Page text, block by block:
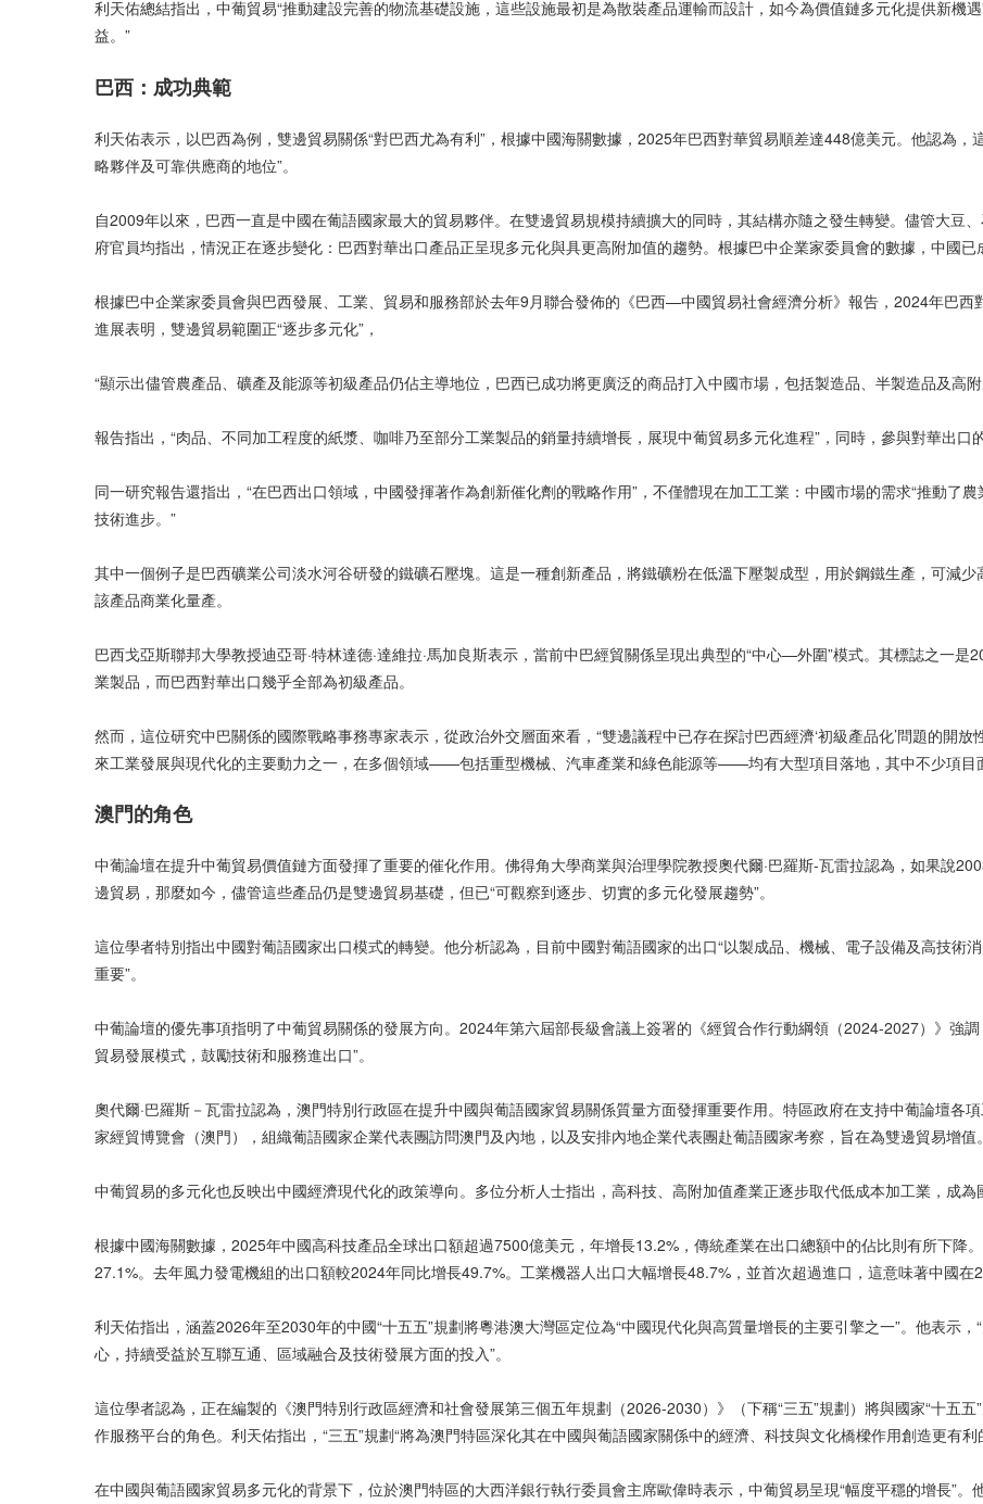
利天佑總結指出，中葡貿易“推動建設完善的物流基礎設施，這些設施最初是為散裝產品運輸而設計，如今為價值鏈多元化提供新機
益。”
巴西：成功典範
利天佑表示，以巴西為例，雙邊貿易關係“對巴西尤為有利”，根據中國海關數據，2025年巴西對華貿易順差達448億美元。他認為
略夥伴及可靠供應商的地位”。
自2009年以來，巴西一直是中國在葡語國家最大的貿易夥伴。在雙邊貿易規模持續擴大的同時，其結構亦隨之發生轉變。儘管大豆
府官員均指出，情況正在逐步變化：巴西對華出口產品正呈現多元化與具更高附加值的趨勢。根據巴中企業家委員會的數據，中國已
根據巴中企業家委員會與巴西發展、工業、貿易和服務部於去年9月聯合發佈的《巴西—中國貿易社會經濟分析》報告，2024年巴
進展表明，雙邊貿易範圍正“逐步多元化”，
“顯示出儘管農產品、礦產及能源等初級產品仍佔主導地位，巴西已成功將更廣泛的商品打入中國市場，包括製造品、半製造品及高
報告指出，“肉品、不同加工程度的紙漿、咖啡乃至部分工業製品的銷量持續增長，展現中葡貿易多元化進程”，同時，參與對華出口
同一研究報告還指出，“在巴西出口領域，中國發揮著作為創新催化劑的戰略作用”，不僅體現在加工工業：中國市場的需求“推動了
技術進步。”
其中一個例子是巴西礦業公司淡水河谷研發的鐵礦石壓塊。這是一種創新產品，將鐵礦粉在低溫下壓製成型，用於鋼鐵生產，可減
該產品商業化量產。
巴西戈亞斯聯邦大學教授迪亞哥·特林達德·達維拉·馬加良斯表示，當前中巴經貿關係呈現出典型的“中心—外圍”模式。其標誌之一
業製品，而巴西對華出口幾乎全部為初級產品。
然而，這位研究中巴關係的國際戰略事務專家表示，從政治外交層面來看，“雙邊議程中已存在探討巴西經濟‘初級產品化’問題的開
來工業發展與現代化的主要動力之一，在多個領域——包括重型機械、汽車產業和綠色能源等——均有大型項目落地，其中不少項目
澳門的角色
中葡論壇在提升中葡貿易價值鏈方面發揮了重要的催化作用。佛得角大學商業與治理學院教授奧代爾·巴羅斯-瓦雷拉認為，如果說
邊貿易，那麼如今，儘管這些產品仍是雙邊貿易基礎，但已“可觀察到逐步、切實的多元化發展趨勢”。
這位學者特別指出中國對葡語國家出口模式的轉變。他分析認為，目前中國對葡語國家的出口“以製成品、機械、電子設備及高技術
重要”。
中葡論壇的優先事項指明了中葡貿易關係的發展方向。2024年第六屆部長級會議上簽署的《經貿合作行動綱領（2024-2027）》強
貿易發展模式，鼓勵技術和服務進出口”。
奧代爾·巴羅斯－瓦雷拉認為，澳門特別行政區在提升中國與葡語國家貿易關係質量方面發揮重要作用。特區政府在支持中葡論壇
家經貿博覽會（澳門），組織葡語國家企業代表團訪問澳門及內地，以及安排內地企業代表團赴葡語國家考察，旨在為雙邊貿易增值。
中葡貿易的多元化也反映出中國經濟現代化的政策導向。多位分析人士指出，高科技、高附加值產業正逐步取代低成本加工業，成為
根據中國海關數據，2025年中國高科技產品全球出口額超過7500億美元，年增長13.2%，傳統產業在出口總額中的佔比則有所下降
27.1%。去年風力發電機組的出口額較2024年同比增長49.7%。工業機器人出口大幅增長48.7%，並首次超過進口，這意味著中國在
利天佑指出，涵蓋2026年至2030年的中國“十五五”規劃將粵港澳大灣區定位為“中國現代化與高質量增長的主要引擎之一”。他表
心，持續受益於互聯互通、區域融合及技術發展方面的投入”。
這位學者認為，正在編製的《澳門特別行政區經濟和社會發展第三個五年規劃（2026-2030）》（下稱“三五”規劃）將與國家“十五
作服務平台的角色。利天佑指出，“三五”規劃“將為澳門特區深化其在中國與葡語國家關係中的經濟、科技與文化橋樑作用創造更有利
在中國與葡語國家貿易多元化的背景下，位於澳門特區的大西洋銀行執行委員會主席歐偉時表示，中葡貿易呈現“幅度平穩的增長”